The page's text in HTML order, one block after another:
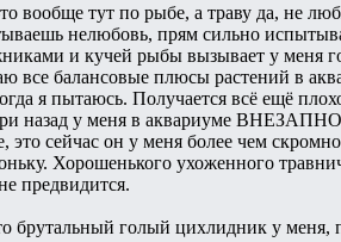
вообще тут по рыбе, а траву да, не
нелюбовь, прям сильно
и кучей рыбы вызывает у меня
все балансовые плюсы растений в
я пытаюсь. Получается всё ещё
назад у меня в аквариуме
это сейчас он у меня более чем
Хорошенького ухоженного
предвидится.
брутальный голый цихлидник у